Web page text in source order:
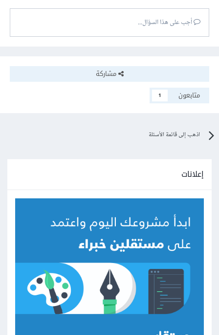
أجب على هذا السؤال...
مشاركة
متابعون
1
اذهب إلى قائمة الأسئلة
إعلانات